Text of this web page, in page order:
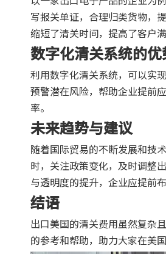
写报关单证，合理归类货物，
缩短了清关时间，提高了客户满
数字化清关系统的优
利用数字化清关系统，可以实
预警潜在风险，帮助企业提前
率。
未来趋势与建议
随着国际贸易的不断发展和技
时，关注政策变化，及时调整
与透明度的提升，企业应提前
结语
出口美国的清关费用虽然复杂
的参考和帮助，助力大家在美